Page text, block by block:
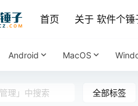
首页 关于 软件个锤
Android MacOS
全部标签